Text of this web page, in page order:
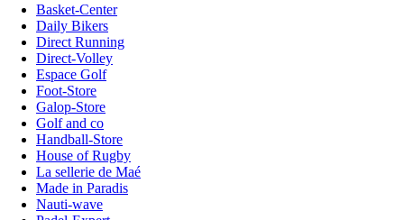
Basket-Center
Daily Bikers
Direct Running
Direct-Volley
Espace Golf
Foot-Store
Galop-Store
Golf and co
Handball-Store
House of Rugby
La sellerie de Maé
Made in Paradis
Nauti-wave